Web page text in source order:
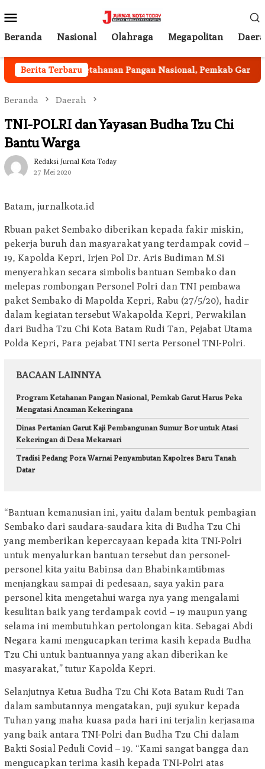
ke
kontenMobile
Beranda Nasional Olahraga Megapolitan
Berita Terbaru
Program Ketahanan Pangan Nasional, Pemkab Garut
Beranda Daerah
TNI-POLRI dan Yayasan Budha Tzu Chi
Bantu Warga
Redaksi Jurnal Kota Today
27 Mei 2020
Batam, jurnalkota.id
Rbuan paket Sembako diberikan kepada fakir miskin,
pekerja buruh dan masyarakat yang terdampak covid –
19, Kapolda Kepri, Irjen Pol Dr. Aris Budiman M.Si
menyerahkan secara simbolis bantuan Sembako dan
melepas rombongan Personel Polri dan TNI pembawa
paket Sembako di Mapolda Kepri, Rabu (27/5/20), hadir
dalam kegiatan tersebut Wakapolda Kepri, Perwakilan
dari Budha Tzu Chi Kota Batam Rudi Tan, Pejabat Utama
Polda Kepri, Para pejabat TNI serta Personel TNI-Polri.
BACAAN LAINNYA
Program Ketahanan Pangan Nasional, Pemkab Garut Harus Peka
Mengatasi Ancaman Kekeringana
Dinas Pertanian Garut Kaji Pembangunan Sumur Bor untuk Atasi
Kekeringan di Desa Mekarsari
Tradisi Pedang Pora Warnai Penyambutan Kapolres Baru Tanah
Datar
“Bantuan kemanusian ini, yaitu dalam bentuk pembagian
Sembako dari saudara-saudara kita di Budha Tzu Chi
yang memberikan kepercayaan kepada kita TNI-Polri
untuk menyalurkan bantuan tersebut dan personel-
personel kita yaitu Babinsa dan Bhabinkamtibmas
menjangkau sampai di pedesaan, saya yakin para
personel kita mengetahui warga nya yang mengalami
kesulitan baik yang terdampak covid – 19 maupun yang
selama ini membutuhkan pertolongan kita. Sebagai Abdi
Negara kami mengucapkan terima kasih kepada Budha
Tzu Chi untuk bantuannya yang akan diberikan ke
masyarakat,” tutur Kapolda Kepri.
Selanjutnya Ketua Budha Tzu Chi Kota Batam Rudi Tan
dalam sambutannya mengatakan, puji syukur kepada
Tuhan yang maha kuasa pada hari ini terjalin kerjasama
yang baik antara TNI-Polri dan Budha Tzu Chi dalam
Bakti Sosial Peduli Covid – 19. “Kami sangat bangga dan
mengucapkan terima kasih kepada TNI-Polri atas